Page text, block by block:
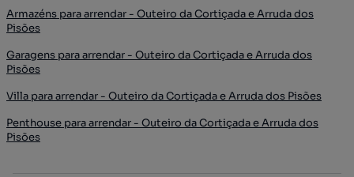
Armazéns para arrendar - Outeiro da Cortiçada e Arruda dos
Pisões
Garagens para arrendar - Outeiro da Cortiçada e Arruda dos
Pisões
Villa para arrendar - Outeiro da Cortiçada e Arruda dos Pisões
Penthouse para arrendar - Outeiro da Cortiçada e Arruda dos
Pisões